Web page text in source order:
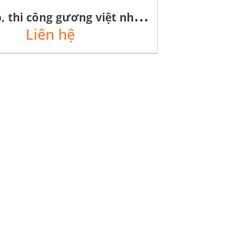
C
ung cấp, thi công gương việt nhật 5mm tại các shop thời trang hà nội
Liên hệ